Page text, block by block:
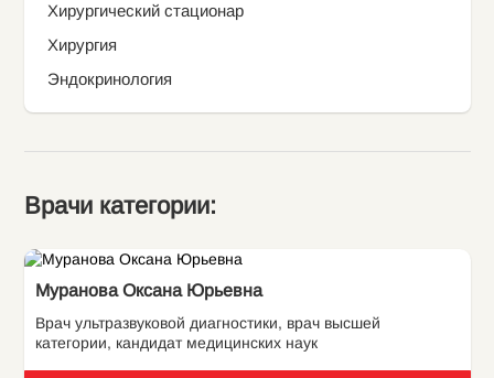
Хирургический стационар
Хирургия
Эндокринология
Врачи категории:
Муранова Оксана Юрьевна
Врач ультразвуковой диагностики, врач высшей
категории, кандидат медицинских наук